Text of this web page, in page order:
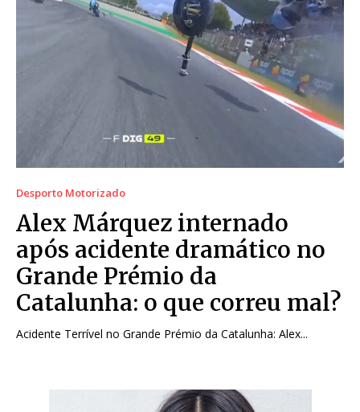
Desporto Motorizado
Alex Márquez internado
após acidente dramático no
Grande Prémio da
Catalunha: o que correu mal?
Acidente Terrível no Grande Prémio da Catalunha: Alex...